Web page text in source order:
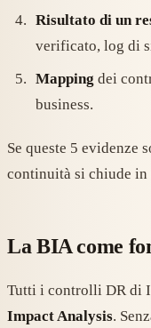
Risultato di un
verificato, log di
Mapping dei
business.
Se queste 5 evidenze
continuità si chiude in
La BIA come
Tutti i controlli DR di
Impact Analysis.